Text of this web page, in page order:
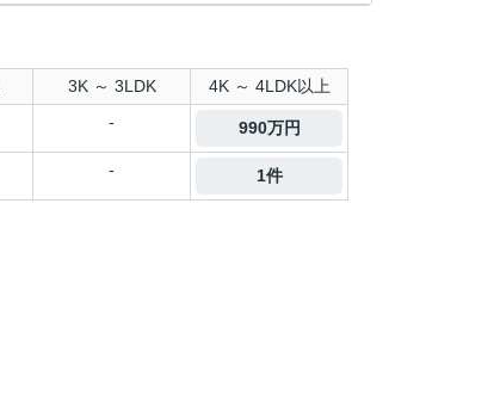
3K ～ 3LDK 4K ～ 4LDK以上
- 990万円
- 1件